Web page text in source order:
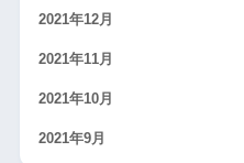
2021年12月
2021年11月
2021年10月
2021年9月